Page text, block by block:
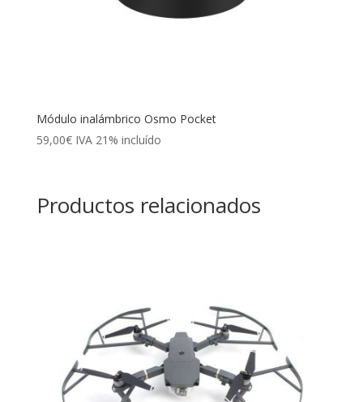
Módulo inalámbrico Osmo Pocket
59,00€ IVA 21% incluído
Productos relacionados